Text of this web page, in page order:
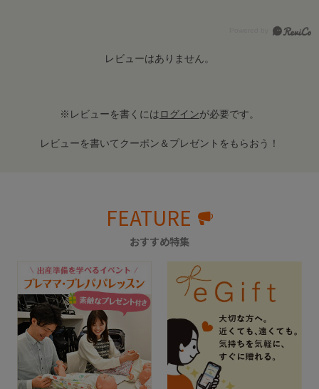
レビューはありません。
※レビューを書くにはログインが必要です。
レビューを書いてクーポン＆プレゼントをもらおう！
FEATURE
おすすめ特集